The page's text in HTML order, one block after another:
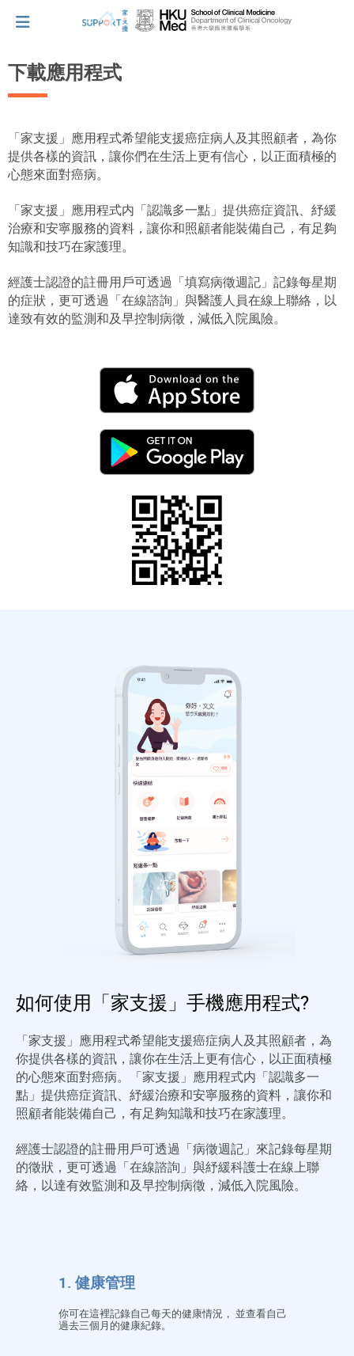
讓我們與你並肩而行。
擁抱每刻，留住這愛。
小貼士‧「家」資源
下載應用程式
「家支援」應用程式希望能支援癌症病人及其照顧者，為你
提供各樣的資訊，讓你們在生活上更有信心，以正面積極的
心態來面對癌病。
「家支援」應用程式内「認識多一點」提供癌症資訊、紓緩
治療和安寧服務的資料，讓你和照顧者能裝備自己，有足夠
知識和技巧在家護理。
經護士認證的註冊用戶可透過「填寫病徵週記」記錄每星期
的症狀，更可透過「在線諮詢」與醫護人員在線上聯絡，以
達致有效的監測和及早控制病徵，減低入院風險。
如何使用「家支援」手機應用程式?
「家支援」應用程式希望能支援癌症病人及其照顧者，為
你提供各樣的資訊，讓你在生活上更有信心，以正面積極
的心態來面對癌病。「家支援」應用程式内「認識多一
點」提供癌症資訊、紓緩治療和安寧服務的資料，讓你和
照顧者能裝備自己，有足夠知識和技巧在家護理。
經護士認證的註冊用戶可透過「病徵週記」來記錄每星期
的徵狀，更可透過「在線諮詢」與紓緩科護士在線上聯
絡，以達有效監測和及早控制病徵，減低入院風險。
1. 健康管理
你可在這裡記錄自己每天的健康情況， 並查看自己
過去三個月的健康紀錄。